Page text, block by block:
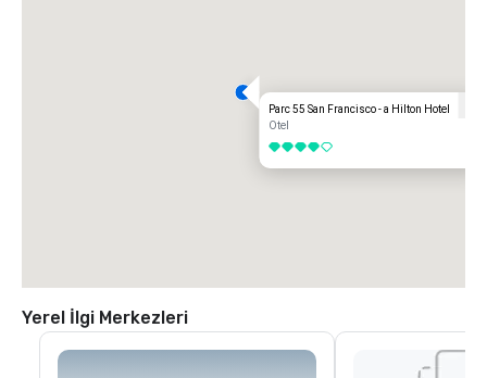
Parc 55 San Francisco - a Hilton Hotel
Otel
4 / 5
Yerel İlgi Merkezleri